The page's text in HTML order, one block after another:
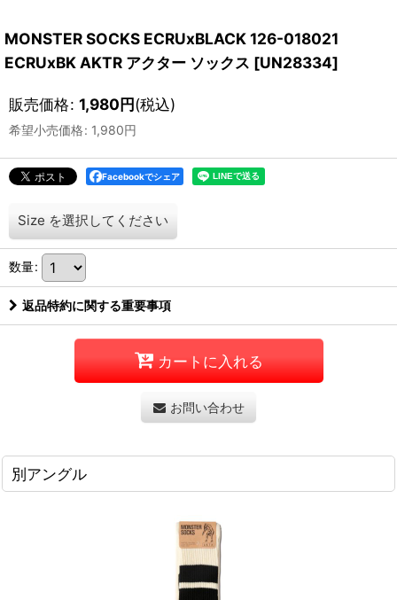
MONSTER SOCKS ECRUxBLACK 126-018021
ECRUxBK AKTR アクター ソックス [UN28334]
販売価格: 1,980円(税込)
希望小売価格: 1,980円
Facebookでシェア
Size を選択してください
数量:
返品特約に関する重要事項
カートに入れる
お問い合わせ
別アングル